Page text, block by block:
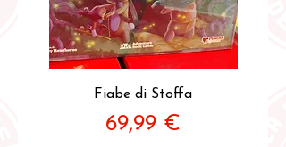
Fiabe di Stoffa
Prezzo
69,99 €